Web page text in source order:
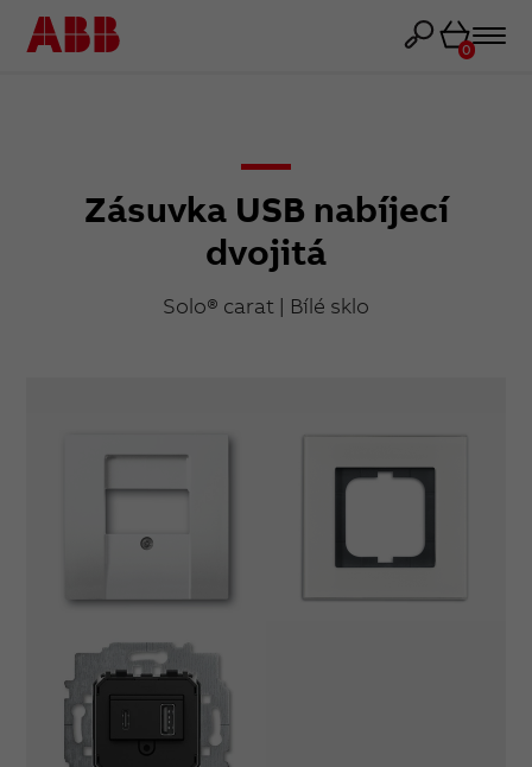
Košík
0
Zásuvka USB nabíjecí
dvojitá
Solo® carat | Bílé sklo